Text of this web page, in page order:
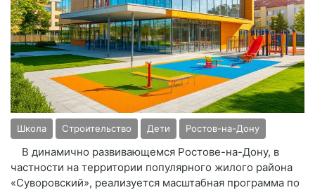
Школа Строительство Дети Ростов-на-Дону
В динамично развивающемся Ростове-на-Дону, в
частности на территории популярного жилого района
«Суворовский», реализуется масштабная программа по